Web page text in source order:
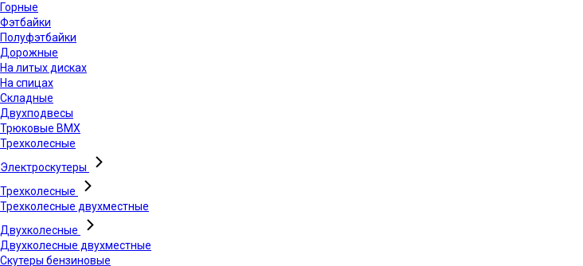
Горные
Фэтбайки
Полуфэтбайки
Дорожные
На литых дисках
На спицах
Складные
Двухподвесы
Трюковые BMX
Трехколесные
Электроскутеры
Трехколесные
Трехколесные двухместные
Двухколесные
Двухколесные двухместные
Скутеры бензиновые